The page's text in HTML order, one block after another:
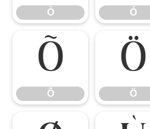
Ò Ó
Õ
Õ
Ö
Ö